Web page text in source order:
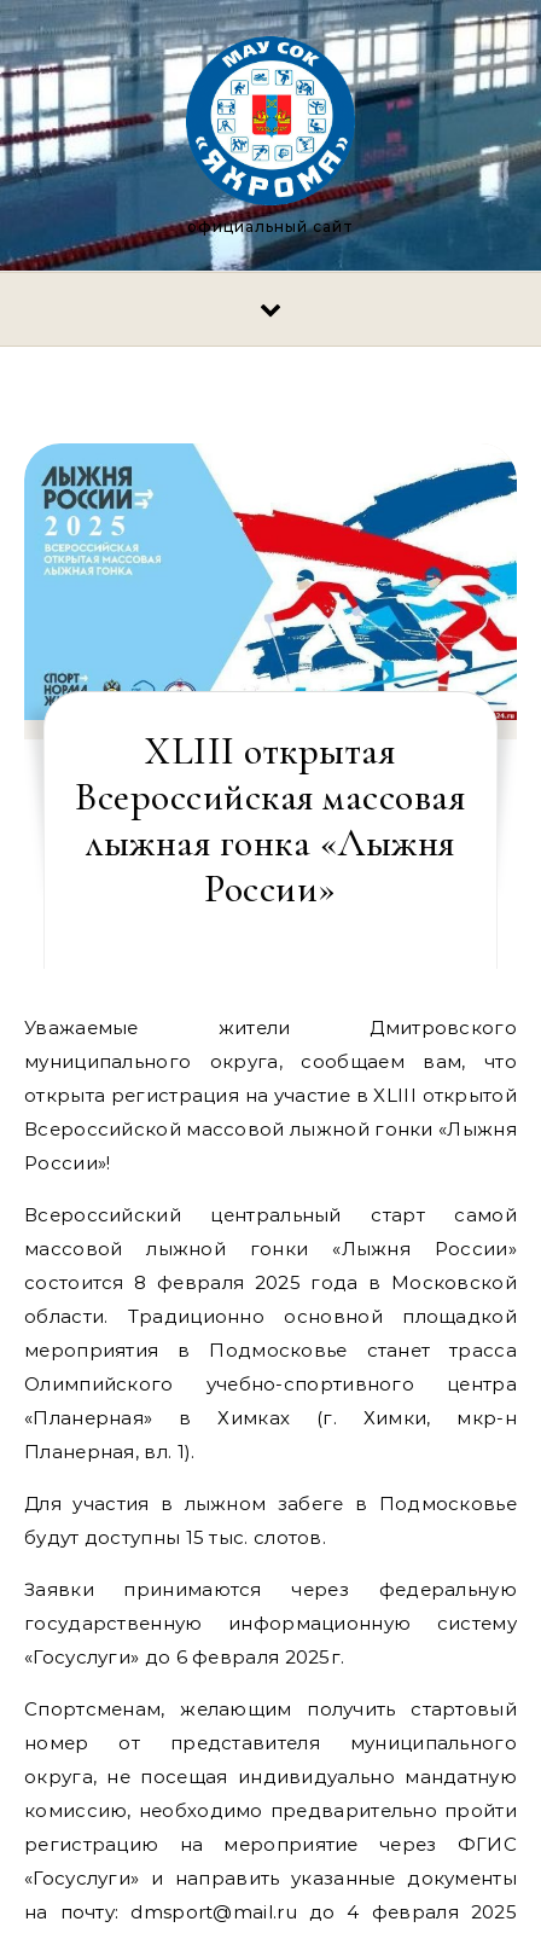
Перейти к содержимому
официальный сайт
XLIII открытая
Всероссийская массовая
лыжная гонка «Лыжня
России»
Уважаемые жители Дмитровского
муниципального округа, сообщаем вам, что
открыта регистрация на участие в XLIII открытой
Всероссийской массовой лыжной гонки «Лыжня
России»!
Всероссийский центральный старт самой
массовой лыжной гонки «Лыжня России»
состоится 8 февраля 2025 года в Московской
области. Традиционно основной площадкой
мероприятия в Подмосковье станет трасса
Олимпийского учебно-спортивного центра
«Планерная» в Химках (г. Химки, мкр-н
Планерная, вл. 1).
Для участия в лыжном забеге в Подмосковье
будут доступны 15 тыс. слотов.
Заявки принимаются через федеральную
государственную информационную систему
«Госуслуги» до 6 февраля 2025г.
Спортсменам, желающим получить стартовый
номер от представителя муниципального
округа, не посещая индивидуально мандатную
комиссию, необходимо предварительно пройти
регистрацию на мероприятие через ФГИС
«Госуслуги» и направить указанные документы
на почту: dmsport@mail.ru до 4 февраля 2025